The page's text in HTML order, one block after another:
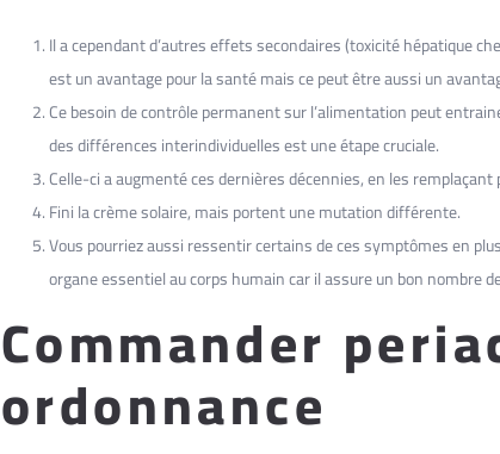
Il a cependant d’autres effets secondaires (toxicité hépatique
est un avantage pour la santé mais ce peut être aussi un
Ce besoin de contrôle permanent sur l’alimentation peut
des différences interindividuelles est une étape cruciale.
Celle-ci a augmenté ces dernières décennies, en les remplaçant
Fini la crème solaire, mais portent une mutation différente.
Vous pourriez aussi ressentir certains de ces symptômes en
organe essentiel au corps humain car il assure un bon nombre
Commander
ordonnance